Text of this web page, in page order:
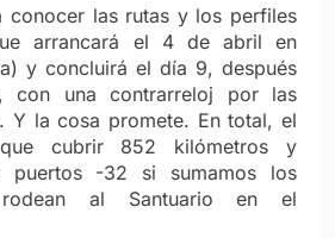
conocer las rutas y los perfiles
arrancará el 4 de abril en
y concluirá el día 9, después
con una contrarreloj por las
Y la cosa promete. En total, el
cubrir 852 kilómetros y
puertos -32 si sumamos los
al Santuario en el